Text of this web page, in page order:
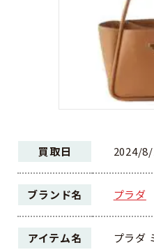
買取日 2024/
ブランド名 プラダ
アイテム名 プラダ